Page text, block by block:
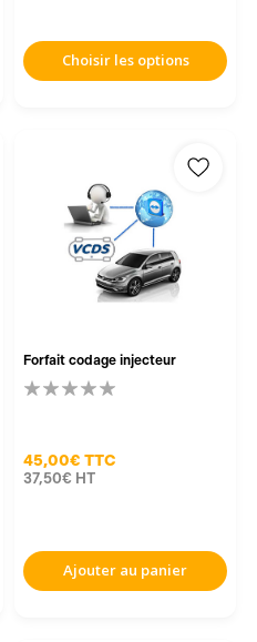
Choisir les options
Forfait codage injecteur
45,00€ TTC
37,50€ HT
Ajouter au panier